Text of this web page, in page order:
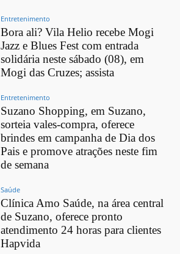
Entretenimento
Bora ali? Vila Helio recebe Mogi
Jazz e Blues Fest com entrada
solidária neste sábado (08), em
Mogi das Cruzes; assista
Entretenimento
Suzano Shopping, em Suzano,
sorteia vales-compra, oferece
brindes em campanha de Dia dos
Pais e promove atrações neste fim
de semana
Saúde
Clínica Amo Saúde, na área central
de Suzano, oferece pronto
atendimento 24 horas para clientes
Hapvida